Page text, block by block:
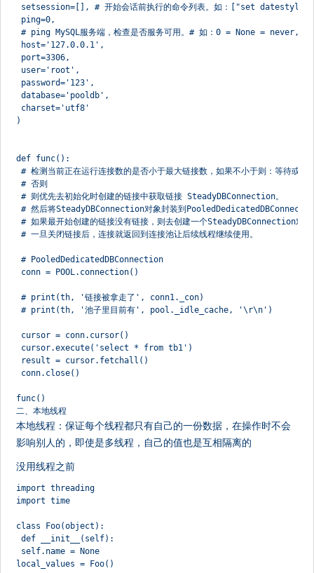
setsession=[], # 开始会话前执行的命令列表。如：["set
ping=0,
# ping MySQL服务端，检查是否服务可用。# 如：0 = None =
host='127.0.0.1',
port=3306,
user='root',
password='123',
database='pooldb',
charset='utf8'
)
def func():
# 检测当前正在运行连接数的是否小于最大链接数，如果不小于则：等待
# 否则
# 则优先去初始化时创建的链接中获取链接 SteadyDBConnection。
# 然后将SteadyDBConnection对象封装到
# 如果最开始创建的链接没有链接，则去创建一个SteadyDBConnection
# 一旦关闭链接后，连接就返回到连接池让后续线程继续使用。
# PooledDedicatedDBConnection
conn = POOL.connection()
# print(th, '链接被拿走了', conn1._con)
# print(th, '池子里目前有', pool._idle_cache, '\r\n')
cursor = conn.cursor()
cursor.execute('select * from tb1')
result = cursor.fetchall()
conn.close()
func()
二、本地线程
本地线程：保证每个线程都只有自己的一份数据，在操作时不会
影响别人的，即使是多线程，自己的值也是互相隔离的
没用线程之前
import threading
import time
class Foo(object):
def __init__(self):
self.name = None
local_values = Foo()